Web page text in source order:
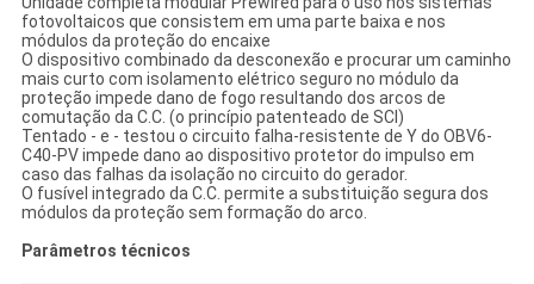
fotovoltaicos que consistem em uma parte baixa e nos
módulos da proteção do encaixe
O dispositivo combinado da desconexão e procurar um caminho
mais curto com isolamento elétrico seguro no módulo da
proteção impede dano de fogo resultando dos arcos de
comutação da C.C. (o princípio patenteado de SCI)
Tentado - e - testou o circuito falha-resistente de Y do OBV6-
C40-PV impede dano ao dispositivo protetor do impulso em
caso das falhas da isolação no circuito do gerador.
O fusível integrado da C.C. permite a substituição segura dos
módulos da proteção sem formação do arco.
Parâmetros técnicos